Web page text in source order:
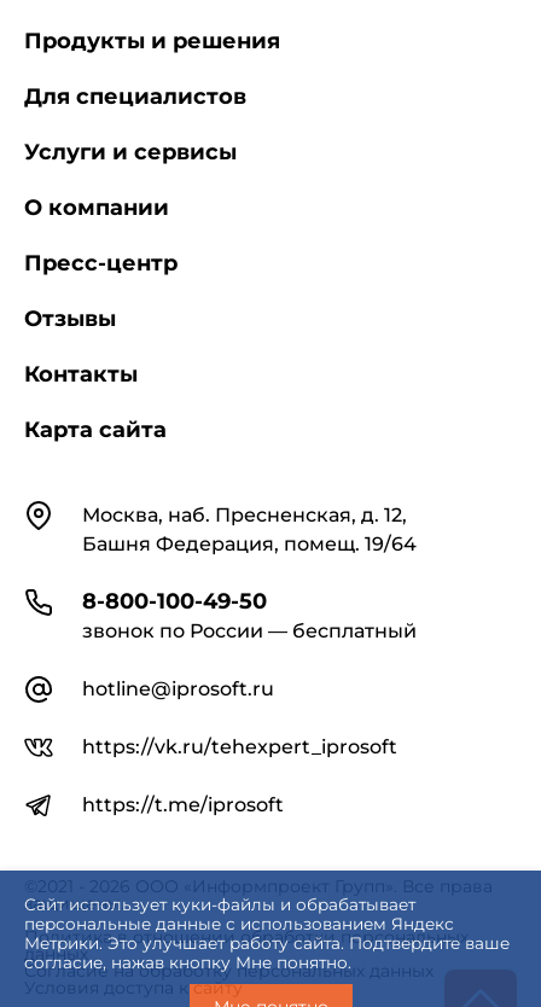
Сайт использует куки-файлы и обрабатывает
персональные данные с использованием Яндекс
Метрики. Это улучшает работу сайта. Подтвердите ваше
согласие, нажав кнопку Мне понятно.
КонтактыМосква, наб. Пресненская, д. 12,
Башня Федерация, помещ. 19/64
8-800-100-49-50
звонок по России — бесплатный
hotline@iprosoft.ru
https://vk.ru/tehexpert_iprosoft
https://t.me/iprosoft
Продукты и решения
Для специалистов
Услуги и сервисы
О компании
Пресс-центр
Отзывы
Контакты
Карта сайта
©2021 - 2026 ООО «Информпроект Групп». Все права
защищены.
Политика в отношении обработки персональных
данных
Согласие на обработку персональных данных
Условия доступа к сайту